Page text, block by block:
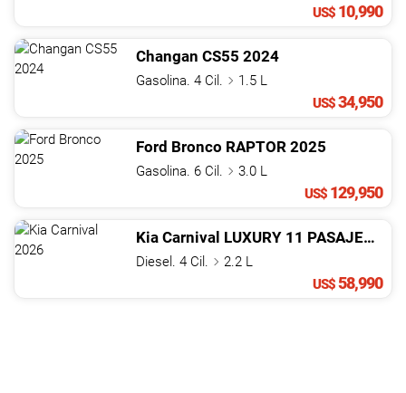
US$ 10,990
Changan CS55 2024
Gasolina. 4 Cil.
1.5 L
US$34,950
Ford Bronco RAPTOR 2025
Gasolina. 6 Cil.
3.0 L
US$ 129,950
Kia Carnival LUXURY 11 PASAJEROS
Diesel. 4 Cil.
2.2 L
US$58,990